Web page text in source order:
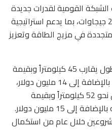
القومية لقدرات جديدة
من مشروعات طاقة الرياح تتجاوز 2 جيجاوات، بما يدعم استراتيجية
في مزيج الطاقة وتعزيز
وفاز التحالف بتنفيذ اللوط الأول بطول يقارب 45 كيلومتراً وبقيمة
تعاقدية تبلغ نحو 788 مليون جنيه بالإضافة إلى 14 مليون دولار،
فيما حصل على اللوط الثالث بطول نحو 52 كيلومتراً وبقيمة
تعاقدية تصل إلى 875 مليون جنيه بالإضافة إلى 15 مليون دولار.
خلال عام من استكمال